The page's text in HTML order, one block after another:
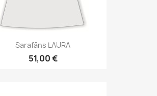
Sarafāns LAURA
51,00 €